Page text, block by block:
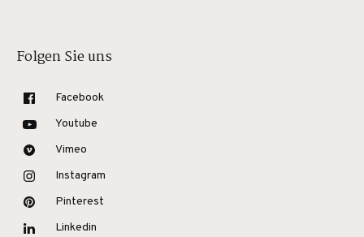
Folgen Sie uns
Facebook
Youtube
Vimeo
Instagram
Pinterest
Linkedin